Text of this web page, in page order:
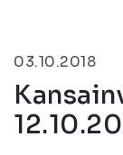
03.10.2018